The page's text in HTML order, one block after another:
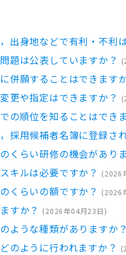
出身地などで有利・不利
題は公表していますか？ (
併願することはできます
更や指定はできますか？ (
の順位を知ることはでき
採用候補者名簿に登録さ
くらい研修の機会があり
キルは必要ですか？ (2026
くらいの額ですか？ (2026
すか？ (2026年04月23日)
ような種類がありますか？
のように行われますか？ (